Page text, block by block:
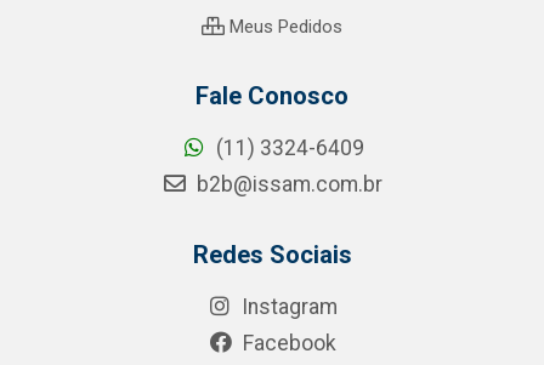
Meus Pedidos
Fale Conosco
(11) 3324-6409
b2b@issam.com.br
Redes Sociais
Instagram
Facebook